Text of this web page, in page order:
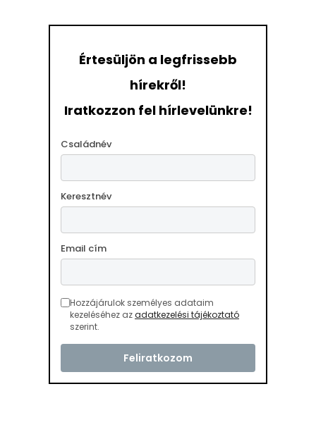
Értesüljön a legfrissebb
hírekről!
Iratkozzon fel hírlevelünkre!
Családnév
Keresztnév
Email cím
Hozzájárulok személyes adataim
kezeléséhez azadatkezelési tájékoztató
szerint.